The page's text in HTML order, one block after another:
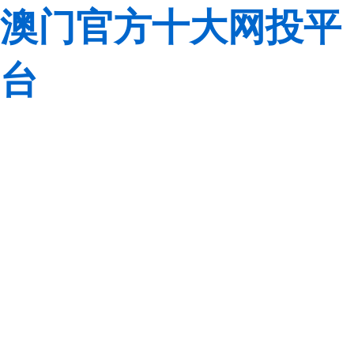
澳门官方十大网投平
台